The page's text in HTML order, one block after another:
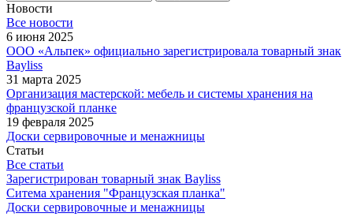
Новости
Все новости
6 июня 2025
ООО «Альпек» официально зарегистрировала товарный знак
Bayliss
31 марта 2025
Организация мастерской: мебель и системы хранения на
французской планке
19 февраля 2025
Доски сервировочные и менажницы
Статьи
Все статьи
Зарегистрирован товарный знак Bayliss
Ситема хранения "Французская планка"
Доски сервировочные и менажницы